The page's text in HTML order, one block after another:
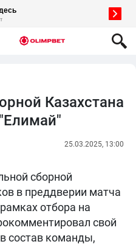
Казахстана
25.03.2025, 13:00
сборной
в преддверии матча
отбора на
свой
состав команды,